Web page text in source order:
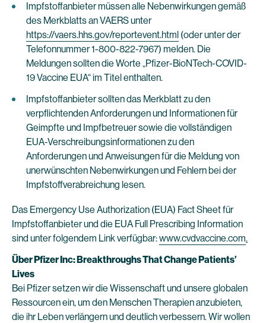
Impfstoffanbieter müssen alle Nebenwirkungen gemäß
des Merkblatts an VAERS unter
https://vaers.hhs.gov/reportevent.html (oder unter der
Telefonnummer 1-800-822-7967) melden. Die
Meldungen sollten die Worte „Pfizer-BioNTech-COVID-
19 Vaccine EUA“ im Titel enthalten.
Impfstoffanbieter sollten das Merkblatt zu den
verpflichtenden Anforderungen und Informationen für
Geimpfte und Impfbetreuer sowie die vollständigen
EUA-Verschreibungsinformationen zu den
Anforderungen und Anweisungen für die Meldung von
unerwünschten Nebenwirkungen und Fehlern bei der
Impfstoffverabreichung lesen.
Das Emergency Use Authorization (EUA) Fact Sheet für
Impfstoffanbieter und die EUA Full Prescribing Information
sind unter folgendem Link verfügbar:www.cvdvaccine.com.
Über Pfizer Inc: Breakthroughs That Change Patients’
Lives
Bei Pfizer setzen wir die Wissenschaft und unsere globalen
Ressourcen ein, um den Menschen Therapien anzubieten,
die ihr Leben verlängern und deutlich verbessern. Wir wollen